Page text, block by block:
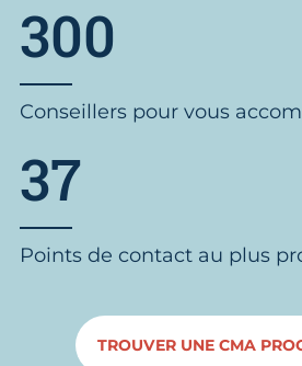
300
Conseillers pour vous
37
Points de contact au plus
TROUVER UNE CMA